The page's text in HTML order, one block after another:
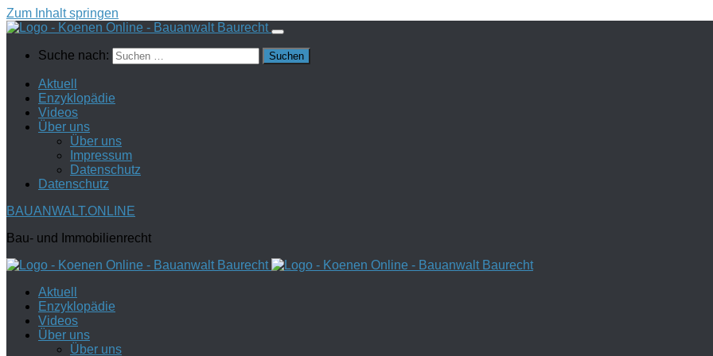
Zum Inhalt springen
Suche nach:
Aktuell
Enzyklopädie
Videos
Über uns
Über uns
Impressum
Datenschutz
Datenschutz
BAUANWALT.ONLINE
Bau- und Immobilienrecht
Aktuell
Enzyklopädie
Videos
Über uns
Über uns